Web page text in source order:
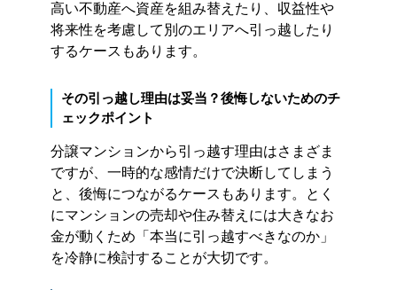
高い不動産へ資産を組み替えたり、収益性や
将来性を考慮して別のエリアへ引っ越したり
するケースもあります。
その引っ越し理由は妥当？後悔しないためのチ
ェックポイント
分譲マンションから引っ越す理由はさまざま
ですが、一時的な感情だけで決断してしまう
と、後悔につながるケースもあります。とく
にマンションの売却や住み替えには大きなお
金が動くため「本当に引っ越すべきなのか」
を冷静に検討することが大切です。